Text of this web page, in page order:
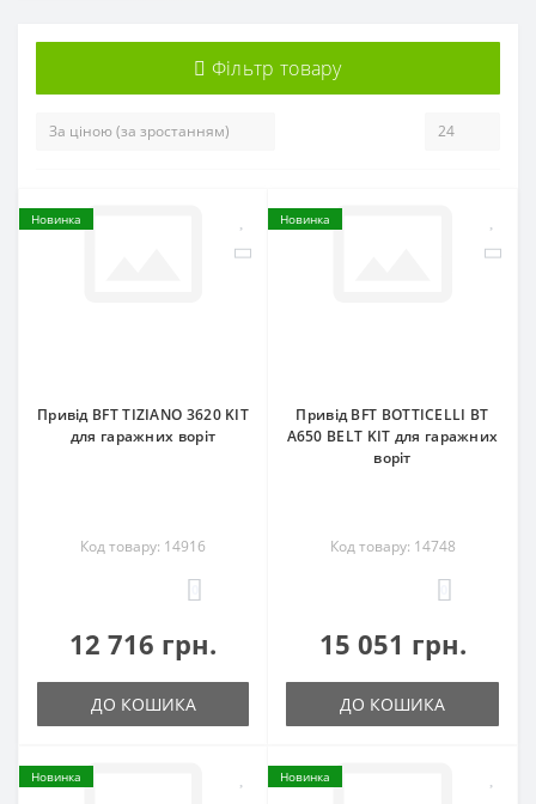
Фільтр товару
Новинка
Привід BFT TIZIANO 3620 KIT
для гаражних воріт
Код товару: 14916
12 716 грн.
ДО КОШИКА
Новинка
Привід BFT BOTTICELLI BT
A650 BELT KIT для гаражних
воріт
Код товару: 14748
15 051 грн.
ДО КОШИКА
Новинка Новинка